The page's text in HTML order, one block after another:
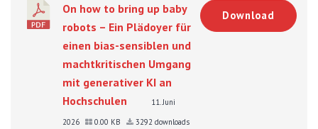
On how to bring up baby
robots – Ein Plädoyer für
einen bias-sensiblen und
machtkritischen Umgang
mit generativer KI an
Hochschulen
11. Juni
2026
0.00 KB 3292 downloads
Download